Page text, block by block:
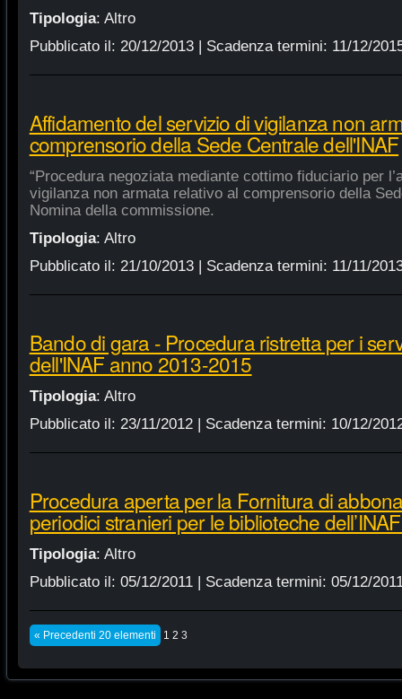
Tipologia: Altro
Pubblicato il: 20/12/2013| Scadenza termini: 11/12/
Affidamento del servizio di vigilanza non
comprensorio della Sede Centrale dell'INAF
“Procedura negoziata mediante cottimo fiduciario per
vigilanza non armata relativo al comprensorio della
Nomina della commissione.
Tipologia: Altro
Pubblicato il: 21/10/2013| Scadenza termini: 11/11/
Bando di gara - Procedura ristretta per i
dell'INAF anno 2013-2015
Tipologia: Altro
Pubblicato il: 23/11/2012| Scadenza termini: 10/12/
Procedura aperta per la Fornitura di
periodici stranieri per le biblioteche
Tipologia: Altro
Pubblicato il: 05/12/2011| Scadenza termini: 05/12/
« Precedenti 20 elementi 1 2 3